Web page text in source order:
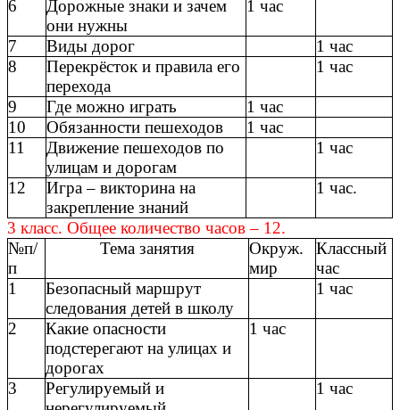
6
Дорожные знаки и зачем
они нужны
1 час
7 Виды дорог
1 час
8
Перекрёсток и правила его
перехода
1 час
9 Где можно играть
1 час
10
Обязанности пешеходов
1 час
11
Движение пешеходов по
улицам и дорогам
1 час
12
Игра – викторина на
закрепление знаний
1 час.
3 класс. Общее количество часов – 12.
№п/
п
Тема занятия
Окруж.
мир
Классный
час
1
Безопасный маршрут
следования детей в школу
1 час
2
Какие опасности
подстерегают на улицах и
дорогах
1 час
3
Регулируемый и
1 час